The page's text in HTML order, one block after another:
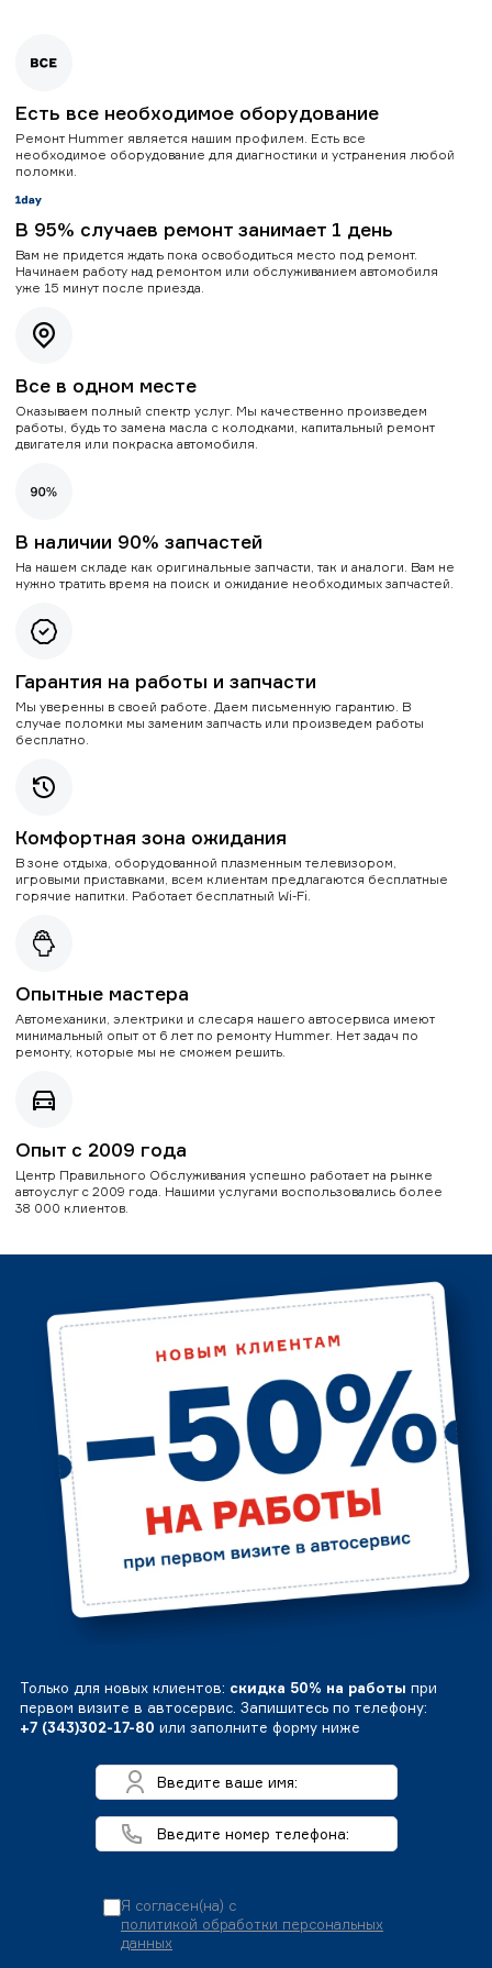
Есть все необходимое оборудование
Ремонт Hummer является нашим профилем. Есть все
необходимое оборудование для диагностики и устранения любой
поломки.
В 95% случаев ремонт занимает 1 день
Вам не придется ждать пока освободиться место под ремонт.
Начинаем работу над ремонтом или обслуживанием автомобиля
уже 15 минут после приезда.
Все в одном месте
Оказываем полный спектр услуг. Мы качественно произведем
работы, будь то замена масла с колодками, капитальный ремонт
двигателя или покраска автомобиля.
В наличии 90% запчастей
На нашем складе как оригинальные запчасти, так и аналоги. Вам не
нужно тратить время на поиск и ожидание необходимых запчастей.
Гарантия на работы и запчасти
Мы уверенны в своей работе. Даем письменную гарантию. В
случае поломки мы заменим запчасть или произведем работы
бесплатно.
Комфортная зона ожидания
В зоне отдыха, оборудованной плазменным телевизором,
игровыми приставками, всем клиентам предлагаются бесплатные
горячие напитки. Работает бесплатный Wi-Fi.
Опытные мастера
Автомеханики, электрики и слесаря нашего автосервиса имеют
минимальный опыт от 6 лет по ремонту Hummer. Нет задач по
ремонту, которые мы не сможем решить.
Опыт с 2009 года
Центр Правильного Обслуживания успешно работает на рынке
автоуслуг с 2009 года. Нашими услугами воспользовались более
38 000 клиентов.
Только для новых клиентов: скидка 50% на работы при
первом визите в автосервис. Запишитесь по телефону:
+7 (343)302-17-80 или заполните форму ниже
Я согласен(на) с
политикой обработки персональных
данных